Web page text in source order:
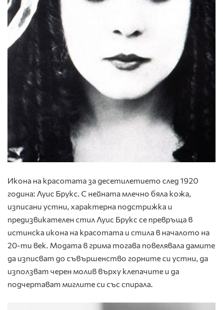
Икона на красотата за десетилетието след 1920
година: Луис Брукс. С нейната млечно бяла кожа,
изписани устни, характерна подстрижка и
предизвикателен стил Луис Брукс се превръща в
истинска икона на красотата и стила в началото на
20-ти век. Модата в грима тогава повелявала дамите
да изписват до съвършенство горните си устни, да
използват черен молив върху клепачите и да
подчертават миглите си със спирала.